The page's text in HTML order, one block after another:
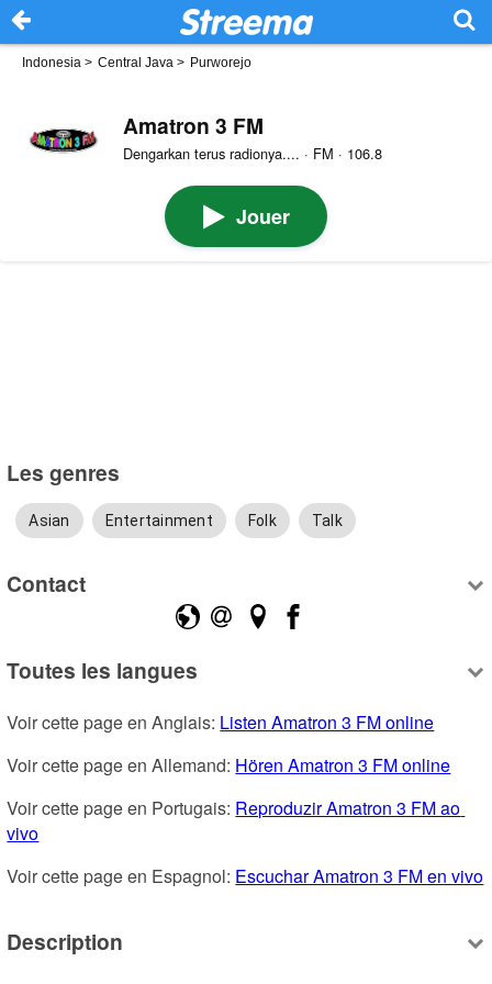
Indonesia > Central Java > Purworejo
Amatron 3 FM
Dengarkan terus radionya.... · FM · 106.8
Jouer
Les genres
Asian Entertainment Folk Talk
Contact
Toutes les langues
Voir cette page en Anglais: Listen Amatron 3 FM online
Voir cette page en Allemand: Hören Amatron 3 FM online
Voir cette page en Portugais: Reproduzir Amatron 3 FM ao
vivo
Voir cette page en Espagnol: Escuchar Amatron 3 FM en vivo
Description